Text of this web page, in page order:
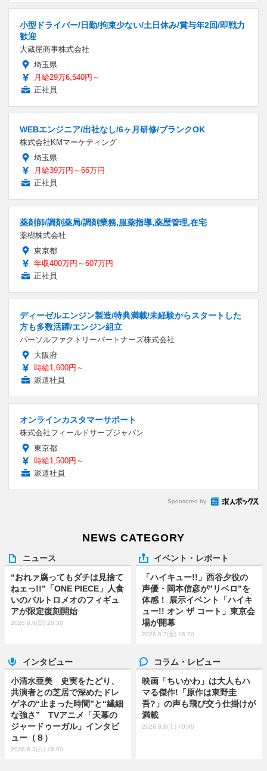
小型ドライバー/日勤/拘束少ない/土日休み/賞与年2回/即戦力
歓迎
大蔵屋商事株式会社
埼玉県
月給29万6,540円～
正社員
WEBエンジニア/出社なし/6ヶ月研修/ブランクOK
株式会社KMマーケティング
埼玉県
月給39万円～66万円
正社員
薬剤師/調剤薬局/調剤業務,服薬指導,薬歴管理,在宅
薬樹株式会社
東京都
年収400万円～607万円
正社員
ディーゼルエンジン製造/特典満載/未経験からスタートした
方も多数活躍/エンジン組立
パーソルファクトリーパートナーズ株式会社
大阪府
時給1,600円～
派遣社員
オンラインカスタマーサポート
株式会社フィールドサーブジャパン
東京都
時給1,500円～
派遣社員
Sponsored by
NEWS CATEGORY
ニュース
“おれァ腐ってもダチは見捨て
ねェっ!!”「ONE PIECE」人食
いのバルトロメオのフィギュ
アが限定復刻開始
2026.8.9(日) 20:30
イベント・レポート
「ハイキュー!!」西谷夕役の
声優・岡本信彦が”リベロ”を
体感！ 展示イベント「ハイキ
ュー!! オン ザ コート」東京会
場が開幕
2026.8.7(金) 18:20
インタビュー
小清水亜美 史実をたどり、
共演者との芝居で深めたドレ
ゲネの“止まった時間”と“繊細
な強さ” TVアニメ「天幕の
ジャードゥーガル」インタビ
ュー（８）
2026.8.3(月) 18:00
コラム・レビュー
映画「ちいかわ」は大人もハ
マる傑作!「原作は東野圭
吾?」の声も飛び交う仕掛けが
満載
2026.8.8(土) 10:45